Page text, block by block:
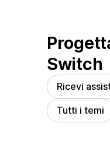
Switch
Ricevi
Tutti i temi